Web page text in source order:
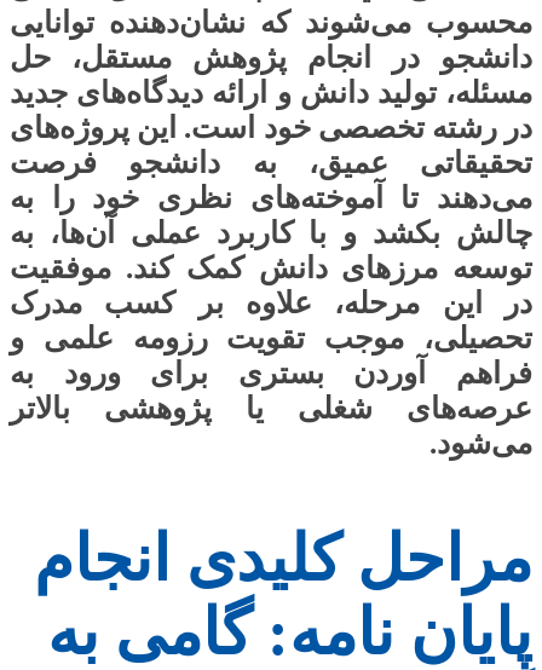
محسوب می‌شوند که نشان‌دهنده توانایی
دانشجو در انجام پژوهش مستقل، حل
مسئله، تولید دانش و ارائه دیدگاه‌های جدید
در رشته تخصصی خود است. این پروژه‌های
تحقیقاتی عمیق، به دانشجو فرصت
می‌دهند تا آموخته‌های نظری خود را به
چالش بکشد و با کاربرد عملی آن‌ها، به
توسعه مرزهای دانش کمک کند. موفقیت
در این مرحله، علاوه بر کسب مدرک
تحصیلی، موجب تقویت رزومه علمی و
فراهم آوردن بستری برای ورود به
عرصه‌های شغلی یا پژوهشی بالاتر
می‌شود.
مراحل کلیدی انجام
پایان نامه: گامی به